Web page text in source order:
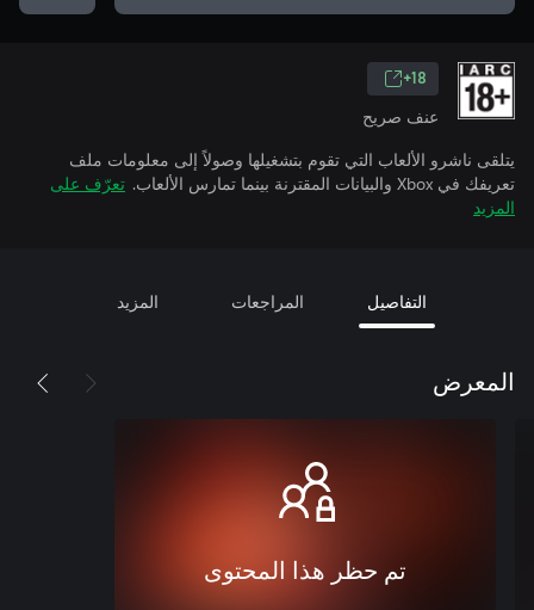
18+
عنف صريح
يتلقى ناشرو الألعاب التي تقوم بتشغيلها وصولاً إلى معلومات ملف
تعريفك في Xbox والبيانات المقترنة بينما تمارس الألعاب.
تعرّف على
المزيد
التفاصيل المراجعات المزيد
المعرض
تم حظر هذا المحتوى